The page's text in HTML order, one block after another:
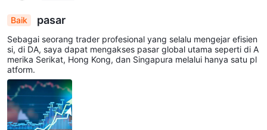
Baik pasar
Sebagai seorang trader profesional yang selalu mengejar efisien
si, di DA, saya dapat mengakses pasar global utama seperti di A
merika Serikat, Hong Kong, dan Singapura melalui hanya satu pl
atform.